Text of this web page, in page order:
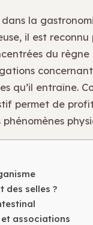
la
il est
du règne
qu’il entraîne.
permet de
des selles ?
associations